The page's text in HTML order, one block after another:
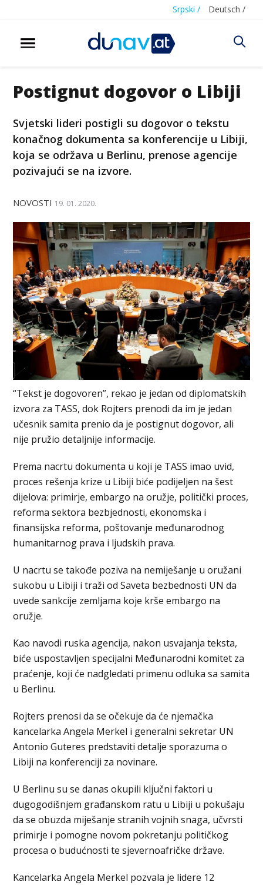
Srpski / Deutsch /
Postignut dogovor o Libiji
Svjetski lideri postigli su dogovor o tekstu
konačnog dokumenta sa konferencije u Libiji,
koja se održava u Berlinu, prenose agencije
pozivajući se na izvore.
NOVOSTI 19. 01. 2020.
“Tekst je dogovoren”, rekao je jedan od diplomatskih
izvora za TASS, dok Rojters prenodi da im je jedan
učesnik samita prenio da je postignut dogovor, ali
nije pružio detaljnije informacije.
Prema nacrtu dokumenta u koji je TASS imao uvid,
proces rešenja krize u Libiji biće podijeljen na šest
dijelova: primirje, embargo na oružje, politički proces,
reforma sektora bezbjednosti, ekonomska i
finansijska reforma, poštovanje međunarodnog
humanitarnog prava i ljudskih prava.
U nacrtu se takođe poziva na nemiješanje u oružani
sukobu u Libiji i traži od Saveta bezbednosti UN da
uvede sankcije zemljama koje krše embargo na
oružje.
Kao navodi ruska agencija, nakon usvajanja teksta,
biće uspostavljen specijalni Međunarodni komitet za
praćenje, koji će nadgledati primenu odluka sa samita
u Berlinu.
Rojters prenosi da se očekuje da će njemačka
kancelarka Angela Merkel i generalni sekretar UN
Antonio Guteres predstaviti detalje sporazuma o
Libiji na konferenciji za novinare.
U Berlinu su se danas okupili ključni faktori u
dugogodišnjem građanskom ratu u Libiji u pokušaju
da se obuzda miješanje stranih vojnih snaga, učvrsti
primirje i pomogne novom pokretanju političkog
procesa o budućnosti te sjevernoafričke države.
Kancelarka Angela Merkel pozvala je lidere 12